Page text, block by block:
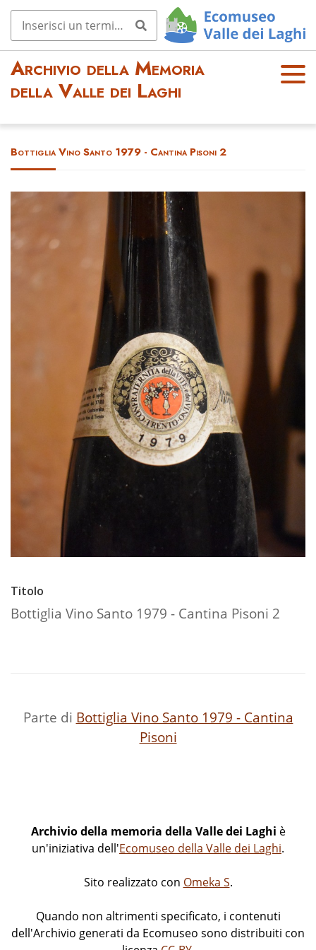
Archivio della Memoria
della Valle dei Laghi
OPE
Bottiglia Vino Santo 1979 - Cantina Pisoni 2
Titolo
Bottiglia Vino Santo 1979 - Cantina Pisoni 2
Parte di Bottiglia Vino Santo 1979 - Cantina
Pisoni
Archivio della memoria della Valle dei Laghi è
un'iniziativa dell'Ecomuseo della Valle dei Laghi.
Sito realizzato con Omeka S.
Quando non altrimenti specificato, i contenuti
dell'Archivio generati da Ecomuseo sono distribuiti con